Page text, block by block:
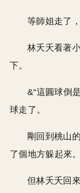
等師姐走了
林夭夭看著
下。
&“這圓球倒
球走了。
剛回到桃山
了個地方躲起來。
但林夭夭回